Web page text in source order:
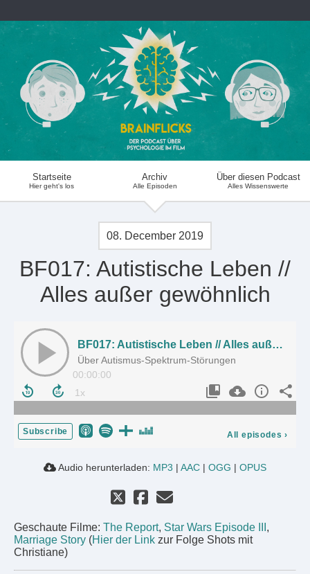
Startseite
Hier geht's los
Archiv
Alle Episoden
Über diesen Podcast
Alles Wissenswerte
08. December 2019
BF017: Autistische Leben //
Alles außer gewöhnlich
BF017: Autistische Leben // Alles außer gewöhnlich
Über Autismus-Spektrum-Störungen
00:00:00
Subscribe All episodes ›
Audio herunterladen: MP3 | AAC | OGG | OPUS
Geschaute Filme: The Report, Star Wars Episode III ,
Marriage Story (Hier der Link zur Folge Shots mit
Christiane)